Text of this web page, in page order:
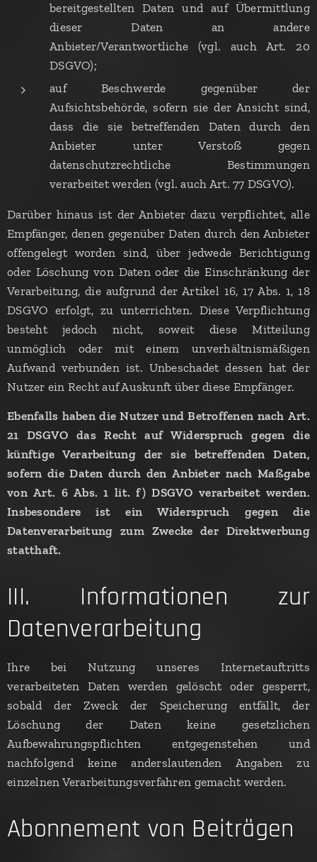
bereitgestellten Daten und auf Übermittlung
dieser Daten an andere
Anbieter/Verantwortliche (vgl. auch Art. 20
DSGVO);
auf Beschwerde gegenüber der
Aufsichtsbehörde, sofern sie der Ansicht sind,
dass die sie betreffenden Daten durch den
Anbieter unter Verstoß gegen
datenschutzrechtliche Bestimmungen
verarbeitet werden (vgl. auch Art. 77 DSGVO).
Darüber hinaus ist der Anbieter dazu verpflichtet, alle
Empfänger, denen gegenüber Daten durch den Anbieter
offengelegt worden sind, über jedwede Berichtigung
oder Löschung von Daten oder die Einschränkung der
Verarbeitung, die aufgrund der Artikel 16, 17 Abs. 1, 18
DSGVO erfolgt, zu unterrichten. Diese Verpflichtung
besteht jedoch nicht, soweit diese Mitteilung
unmöglich oder mit einem unverhältnismäßigen
Aufwand verbunden ist. Unbeschadet dessen hat der
Nutzer ein Recht auf Auskunft über diese Empfänger.
Ebenfalls haben die Nutzer und Betroffenen nach Art.
21 DSGVO das Recht auf Widerspruch gegen die
künftige Verarbeitung der sie betreffenden Daten,
sofern die Daten durch den Anbieter nach Maßgabe
von Art. 6 Abs. 1 lit. f) DSGVO verarbeitet werden.
Insbesondere ist ein Widerspruch gegen die
Datenverarbeitung zum Zwecke der Direktwerbung
statthaft.
III. Informationen zur
Datenverarbeitung
Ihre bei Nutzung unseres Internetauftritts
verarbeiteten Daten werden gelöscht oder gesperrt,
sobald der Zweck der Speicherung entfällt, der
Löschung der Daten keine gesetzlichen
Aufbewahrungspflichten entgegenstehen und
nachfolgend keine anderslautenden Angaben zu
einzelnen Verarbeitungsverfahren gemacht werden.
Abonnement von Beiträgen